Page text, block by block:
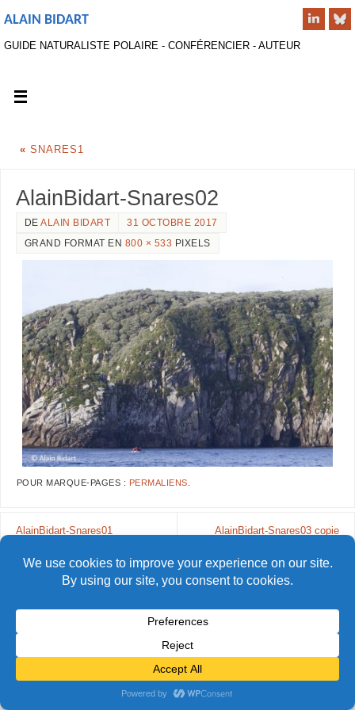
ALAIN BIDART
GUIDE NATURALISTE POLAIRE - CONFÉRENCIER - AUTEUR
« SNARES1
AlainBidart-Snares02
DEALAIN BIDART
31 OCTOBRE 2017
GRAND FORMAT EN 800 × 533 PIXELS
POUR MARQUE-PAGES : PERMALIENS
AlainBidart-Snares01 AlainBidart-Snares03 copie